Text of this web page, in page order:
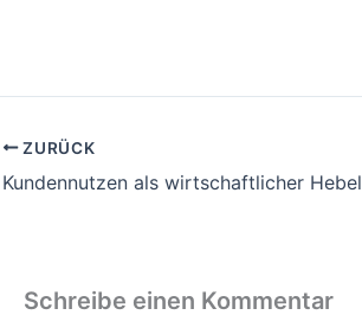
ZURÜCK
Kundennutzen als wirtschaftlicher Hebel
Schreibe einen Kommentar